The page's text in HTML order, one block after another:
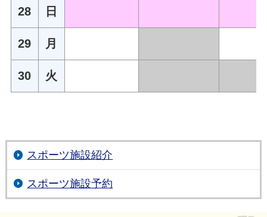
28 日
29 月
30 火
スポーツ施設紹介
スポーツ施設予約